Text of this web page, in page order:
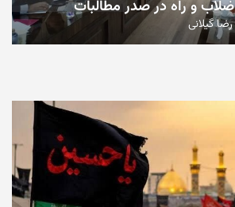
و راه در صدر مطالبات
گیلانی